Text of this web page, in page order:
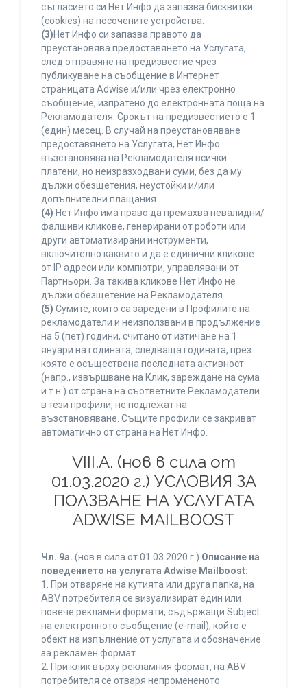
съгласието си Нет Инфо да запазва бисквитки
(cookies) на посочените устройства.
(3)Нет Инфо си запазва правото да
преустановява предоставянето на Услугата,
след отправяне на предизвестие чрез
публикуване на съобщение в Интернет
страницата Adwise и/или чрез електронно
съобщение, изпратено до електронната поща на
Рекламодателя. Срокът на предизвестието е 1
(един) месец. В случай на преустановяване
предоставянето на Услугата, Нет Инфо
възстановява на Рекламодателя всички
платени, но неизразходвани суми, без да му
дължи обезщетения, неустойки и/или
допълнителни плащания.
(4) Нет Инфо има право да премахва невалидни/
фалшиви кликове, генерирани от роботи или
други автоматизирани инструменти,
включително каквито и да е единични кликове
от IP адреси или компютри, управлявани от
Партньори. За такива кликове Нет Инфо не
дължи обезщетение на Рекламодателя.
(5) Сумите, които са заредени в Профилите на
рекламодатели и неизползвани в продължение
на 5 (пет) години, считано от изтичане на 1
януари на годината, следваща годината, през
която е осъществена последната активност
(напр., извършване на Клик, зареждане на сума
и т.н.) от страна на съответните Рекламодатели
в тези профили, не подлежат на
възстановяване. Същите профили се закриват
автоматично от страна на Нет Инфо.
VIII.A. (нов в сила от
01.03.2020 г.) УСЛОВИЯ ЗА
ПОЛЗВАНЕ НА УСЛУГАТА
ADWISE MAILBOOST
Чл. 9а. (нов в сила от 01.03.2020 г.) Описание на
поведението на услугата Adwise Mailboost:
1. При отваряне на кутията или друга папка, на
ABV потребителя се визуализират един или
повече рекламни формати, съдържащи Subject
на електронното съобщение (e-mail), който е
обект на изпълнение от услугата и обозначение
за рекламен формат.
2. При клик върху рекламния формат, на ABV
потребителя се отваря непромененото